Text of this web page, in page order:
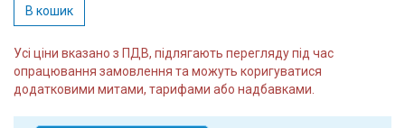
В кошик
Усі ціни вказано з ПДВ, підлягають перегляду під час
опрацювання замовлення та можуть коригуватися
додатковими митами, тарифами або надбавками.